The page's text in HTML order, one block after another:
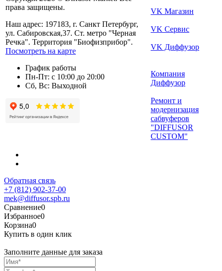
права защищены.
Наш адрес: 197183, г. Санкт Петербург,
ул. Сабировская,37. Ст. метро "Черная
Речка". Территория "Биофизприбор".
Посмотреть на карте
График работы
Пн-Пт: с 10:00 до 20:00
Сб, Вс: Выходной
VK Магазин
VK Сервис
VK Диффузор
Компания
Диффузор
Ремонт и
модернизация
сабвуферов
"DIFFUSOR
CUSTOM"
Обратная связь
+7 (812) 902-37-00
mek@diffusor.spb.ru
Сравнение0
Избранное0
Корзина0
Купить в один клик
Заполните данные для заказа